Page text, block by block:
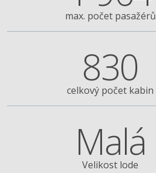
max. počet pasažérů
830
celkový počet kabin
Malá
Velikost lode